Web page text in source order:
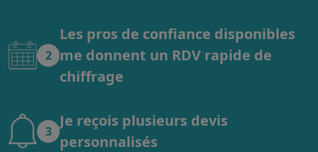
2
Les pros de confiance disponibles
me donnent un RDV rapide de
chiffrage
3
Je reçois plusieurs devis
personnalisés